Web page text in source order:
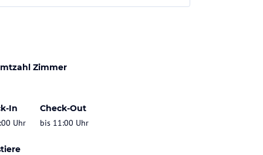
Zimmer
In
Uhr
Check-Out
bis 11:00 Uhr